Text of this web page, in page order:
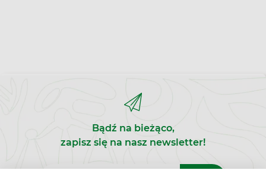
Bądź na bieżąco,
zapisz się na nasz newsletter!